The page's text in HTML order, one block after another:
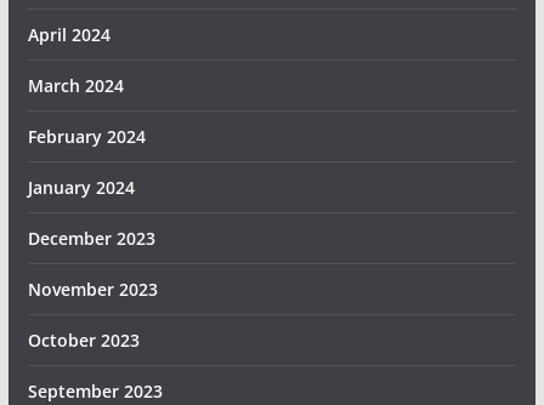
April 2024
March 2024
February 2024
January 2024
December 2023
November 2023
October 2023
September 2023